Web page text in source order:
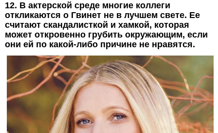
12. В актерской среде многие коллеги
откликаются о Гвинет не в лучшем свете. Ее
считают скандалисткой и хамкой, которая
может откровенно грубить окружающим, если
они ей по какой-либо причине не нравятся.